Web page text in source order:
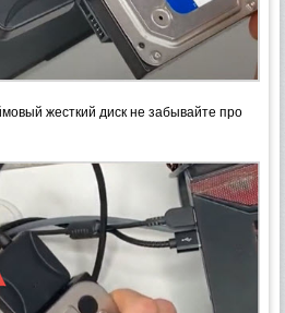
жесткий диск не забывайте про